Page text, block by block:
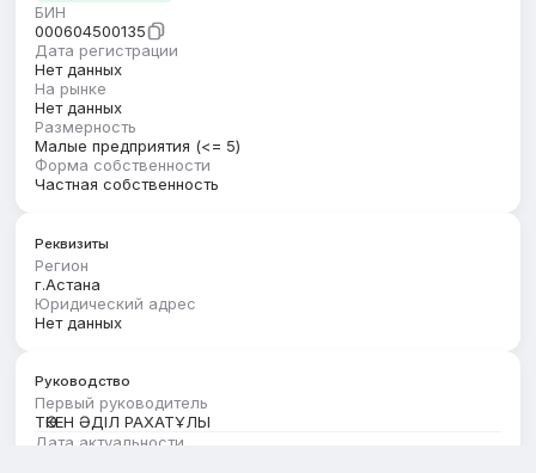
БИН
000604500135
Дата регистрации
Нет данных
На рынке
Нет данных
Размерность
Малые предприятия (<= 5)
Форма собственности
Частная собственность
Реквизиты
Регион
г.Астана
Юридический адрес
Нет данных
Руководство
Первый руководитель
ТӨКЕН ӘДІЛ РАХАТҰЛЫ
Дата актуальности